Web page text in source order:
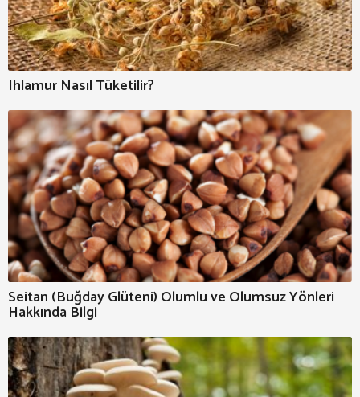
Ihlamur Nasıl Tüketilir?
Seitan (Buğday Glüteni) Olumlu ve Olumsuz Yönleri
Hakkında Bilgi